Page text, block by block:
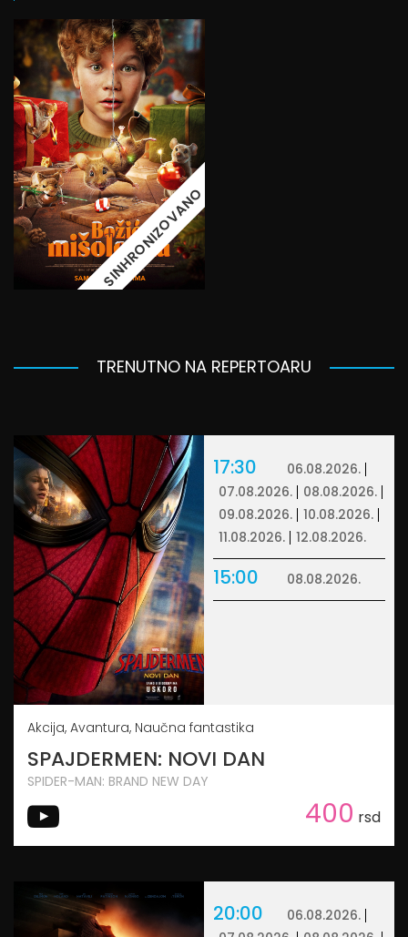
SINHRONIZOVANO
TRENUTNO NA REPERTOARU
17:30
06.08.2026.
07.08.2026.
08.08.2026.
09.08.2026.
10.08.2026.
11.08.2026.
12.08.2026.
15:00 08.08.2026.
Akcija, Avantura, Naučna fantastika
SPAJDERMEN: NOVI DAN
SPIDER-MAN: BRAND NEW DAY
400 rsd
20:00
06.08.2026.